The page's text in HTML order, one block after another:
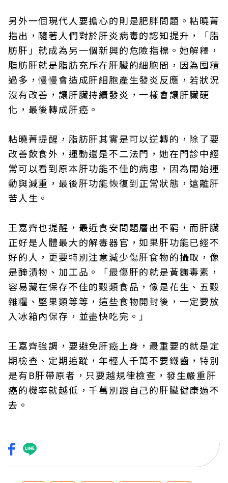
另外一個現代人要擔心的則是肥胖問題。粘曉菁
指出，隨著人們對於肝炎病毒的認知提升，「脂
肪肝」就成為另一個新興的危險指標。她解釋，
脂肪肝就是脂肪充斥在肝臟的細胞間，因為囤積
過多，慢慢會造成肝細胞產生發炎反應，若狀況
沒有改善，讓肝臟持續發炎，一樣會讓肝臟硬
化，最後轉成肝癌。
粘曉菁提醒，脂肪肝其實是可以逆轉的，除了要
改善飲食外，運動還是不二法門，她在門診中經
常可以看到原本肝功能不佳的病患，因為開始運
動與減重，最後肝功能恢復到正常狀態，遠離肝
苦人生。
王嘉齊也提醒，最近食安問題層出不窮，而肝臟
正好是人體最大的解毒器官，如果肝功能已經不
好的人，更要特別注意減少傷肝食物的攝取，像
是醃漬物、加工品。「最傷肝的就是黃麴毒素，
容易藏在保存不佳的穀類食品，像是花生、五穀
雜糧、堅果類等等，這些食物開封後，一定要放
入冰箱內保存，並盡快吃完。」
王嘉齊強調，要避免肝癌上身，最重要的就是定
期檢查、定期追蹤，年輕人千萬不要鐵齒，特別
是有B肝帶原者，只要越規律檢查，發生嚴重肝
癌的機率就越低，千萬別跟自己的肝臟健康過不
去。